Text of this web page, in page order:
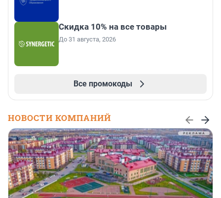
Скидка 10% на все товары
До 31 августа, 2026
Все промокоды
НОВОСТИ КОМПАНИЙ